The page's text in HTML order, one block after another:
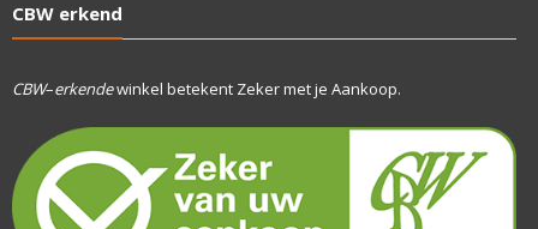
CBW erkend
CBW–erkendewinkel betekent Zeker met je Aankoop.